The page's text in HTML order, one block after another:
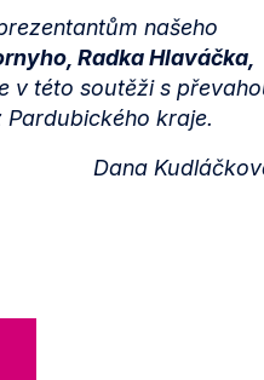
našeho
Radka Hlaváčka,
v této soutěži s
kraje.
Dana